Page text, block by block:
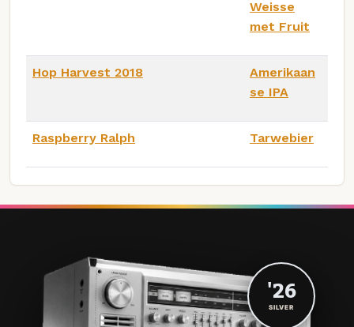
Weisse
met Fruit
Hop Harvest 2018
Amerikaan
se IPA
Raspberry Ralph Tarwebier
'26
SILVER